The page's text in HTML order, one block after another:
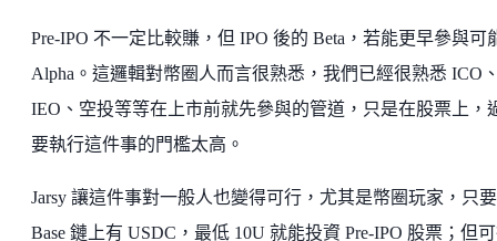
Pre-IPO 不一定比較賺，但 IPO 後的 Beta，若能更早參與可
Alpha。這邏輯對幣圈人而言很熟悉，我們已經很熟悉 ICO
IEO、空投等等在上市前就先參與的管道，只是在股票上，
要執行這件事的門檻太高。
Jarsy 讓這件事對一般人也變得可行，尤其是幣圈玩家，只
Base 鏈上有 USDC，最低 10U 就能投資 Pre-IPO 股票；但